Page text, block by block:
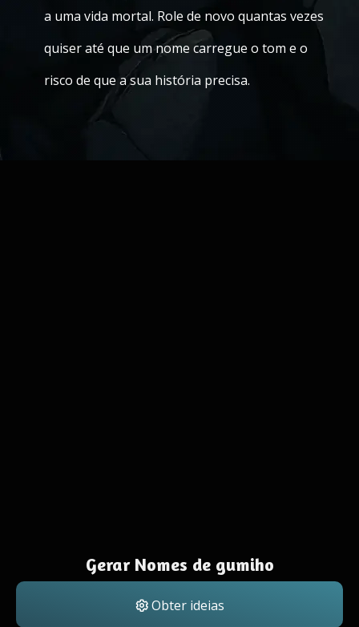
a uma vida mortal. Role de novo quantas vezes
quiser até que um nome carregue o tom e o
risco de que a sua história precisa.
Gerar Nomes de gumiho
Obter ideias